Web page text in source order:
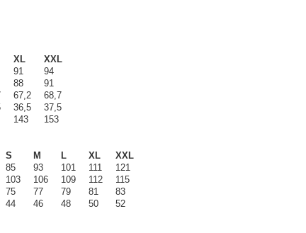
XL
XXL
91
94
88
91
67,2
68,7
36,5
37,5
143 153
S
M L XL
XXL
85 93 101 111
121
103 106 109 112
115
75 77 79 81
83
44 46 48 50 52